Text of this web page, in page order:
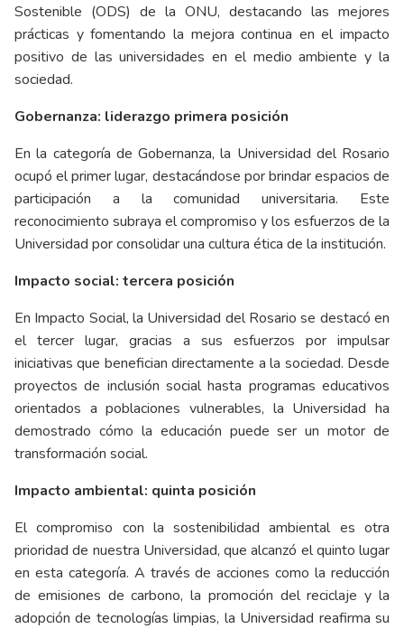
Sostenible (ODS) de la ONU, destacando las mejores
prácticas y fomentando la mejora continua en el impacto
positivo de las universidades en el medio ambiente y la
sociedad.
Gobernanza: liderazgo primera posición
En la categoría de Gobernanza, la Universidad del Rosario
ocupó el primer lugar, destacándose por brindar espacios de
participación a la comunidad universitaria. Este
reconocimiento subraya el compromiso y los esfuerzos de la
Universidad por consolidar una cultura ética de la institución.
Impacto social: tercera posición
En Impacto Social, la Universidad del Rosario se destacó en
el tercer lugar, gracias a sus esfuerzos por impulsar
iniciativas que benefician directamente a la sociedad. Desde
proyectos de inclusión social hasta programas educativos
orientados a poblaciones vulnerables, la Universidad ha
demostrado cómo la educación puede ser un motor de
transformación social.
Impacto ambiental: quinta posición
El compromiso con la sostenibilidad ambiental es otra
prioridad de nuestra Universidad, que alcanzó el quinto lugar
en esta categoría. A través de acciones como la reducción
de emisiones de carbono, la promoción del reciclaje y la
adopción de tecnologías limpias, la Universidad reafirma su